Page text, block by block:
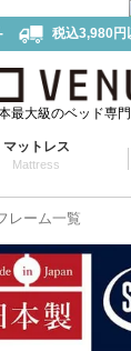
税込3,980円
最大級のベッド専
マットレス
Mattress
レーム一覧